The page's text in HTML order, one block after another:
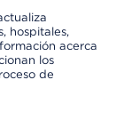
hospitales,
acerca
los
de